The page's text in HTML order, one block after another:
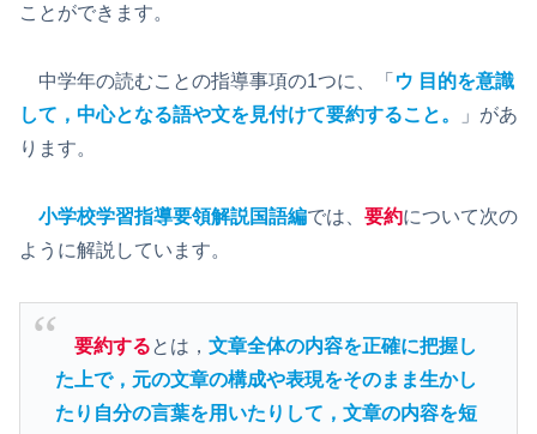
ことができます。
中学年の読むことの指導事項の1つに、「 ウ 目的を意識
して，中心となる語や文を見付けて要約すること。
」があ
ります。
小学校学習指導要領解説国語編では、 要約について次の
ように解説しています。
要約するとは， 文章全体の内容を正確に把握し
た上で，元の文章の構成や表現をそのまま生かし
たり自分の言葉を用いたりして，文章の内容を短